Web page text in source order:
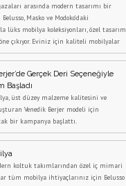
arasında modern tasarımı bir
Masko ve Modoko’daki
lüks mobilya koleksiyonları, özel tasarım
çıkıyor. Eviniz için kaliteli mobilyalar
Gerçek Deri Seçeneğiyle
Başladı
üst düzey malzeme kalitesini ve
Venedik Berjer modeli için
bir kampanya başlattı.
koltuk takımlarından özel iç mimari
tüm mobilya ihtiyaçlarınız için Belusso